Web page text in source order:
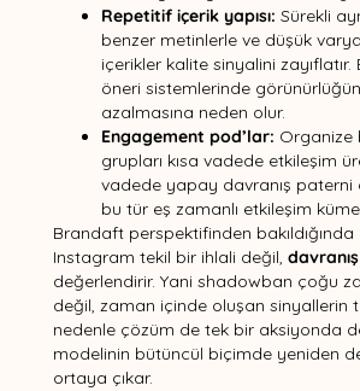
Repetitif içerik yapısı: Sürekli
benzer metinlerle ve düşük
içerikler kalite sinyalini
öneri sistemlerinde
azalmasına neden olur.
Engagement pod’lar: Organize
grupları kısa vadede etkileşim
vadede yapay davranış paterni
bu tür eş zamanlı etkileşim
Brandaft perspektifinden
Instagram tekil bir ihlali değil,
değerlendirir. Yani shadowban çoğu
değil, zaman içinde oluşan sinyallerin
nedenle çözüm de tek bir aksiyonda
modelinin bütüncül biçimde yeniden
ortaya çıkar.